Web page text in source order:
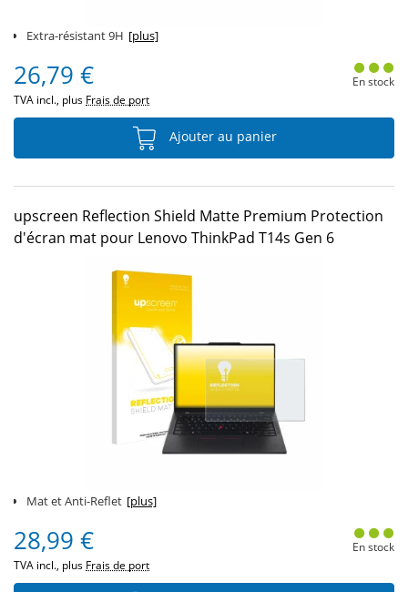
Extra-résistant 9H [plus]
26,79 €
TVA incl., plus Frais de port
En stock
Ajouter au panier
upscreen Reflection Shield Matte Premium Protection
d'écran mat pour Lenovo ThinkPad T14s Gen 6
Mat et Anti-Reflet [plus]
28,99 €
TVA incl., plus Frais de port
En stock